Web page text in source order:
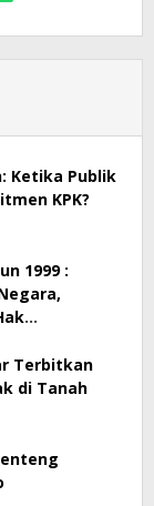
Ketika Publik
KPK?
1999 :
Terbitkan
di Tanah